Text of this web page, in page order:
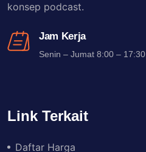
konsep podcast.
Jam Kerja
Senin – Jumat 8:00 – 17:30
Link Terkait
Daftar Harga